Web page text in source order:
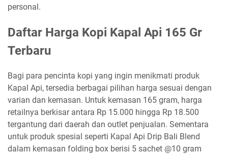
personal.
Daftar Harga Kopi Kapal Api 165 Gr
Terbaru
Bagi para pencinta kopi yang ingin menikmati produk
Kapal Api, tersedia berbagai pilihan harga sesuai dengan
varian dan kemasan. Untuk kemasan 165 gram, harga
retailnya berkisar antara Rp 15.000 hingga Rp 18.500
tergantung dari daerah dan outlet penjualan. Sementara
untuk produk spesial seperti Kapal Api Drip Bali Blend
dalam kemasan folding box berisi 5 sachet @10 gram